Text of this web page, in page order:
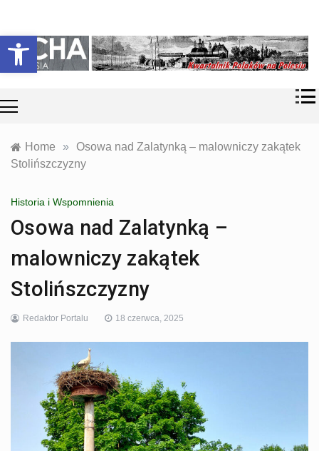
Otwórz pasek narzędzi
content
Echa
Polesia
współczesność
Polaków na
Polesiu.
Home » Osowa nad Zalatynką – malowniczy zakątek
Stolińszczyzny
Historia i Wspomnienia
Osowa nad Zalatynką –
malowniczy zakątek
Stolińszczyzny
Redaktor Portalu 18 czerwca, 2025